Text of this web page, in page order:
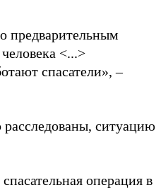
предварительным
<...>
спасатели», –
ситуацию
операция в